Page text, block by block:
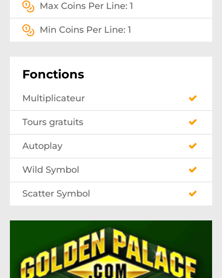
Max Coins Per Line: 1
Min Coins Per Line: 1
Fonctions
Multiplicateur
Tours gratuits
Autoplay
Wild Symbol
Scatter Symbol